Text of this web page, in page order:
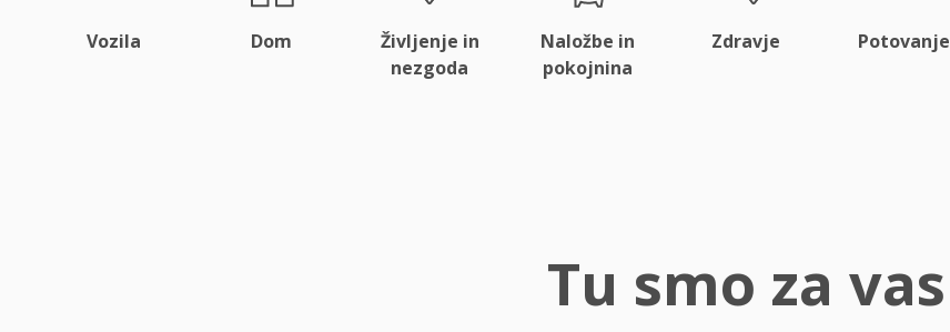
Vozila Dom
Življenje in
nezgoda
Naložbe in
pokojnina
Zdravje Potovanje
Tu smo za vas